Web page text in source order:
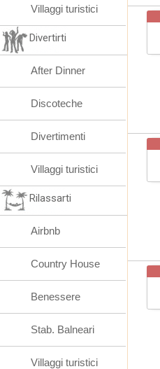
Villaggi turistici
Divertirti
After Dinner
Discoteche
Divertimenti
Villaggi turistici
Rilassarti
Airbnb
Country House
Benessere
Stab. Balneari
Villaggi turistici